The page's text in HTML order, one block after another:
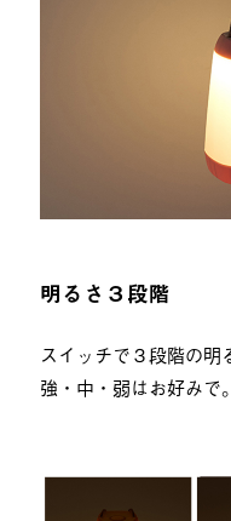
明るさ３段階
スイッチで３段階の明
強・中・弱はお好みで。